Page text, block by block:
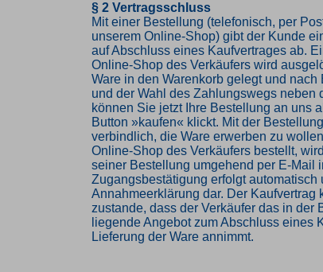
§ 2 Vertragsschluss
Mit einer Bestellung (telefonisch, per
unserem Online-Shop) gibt der Kunde
auf Abschluss eines Kaufvertrages ab.
Online-Shop des Verkäufers wird
Ware in den Warenkorb gelegt und
und der Wahl des Zahlungswegs neben
können Sie jetzt Ihre Bestellung an uns
Button »kaufen« klickt. Mit der
verbindlich, die Ware erwerben zu
Online-Shop des Verkäufers bestellt,
seiner Bestellung umgehend per E-Mail
Zugangsbestätigung erfolgt automatisch
Annahmeerklärung dar. Der Kaufvertrag
zustande, dass der Verkäufer das in der
liegende Angebot zum Abschluss eines
Lieferung der Ware annimmt.